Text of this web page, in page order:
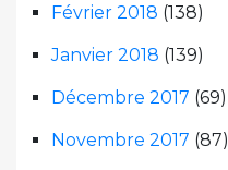
Février 2018 (138)
Janvier 2018 (139)
Décembre 2017 (69)
Novembre 2017 (87)